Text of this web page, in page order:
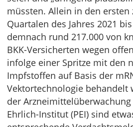
müssten. Allein in den ersten
Quartalen des Jahres 2021
demnach rund 217.000 von
BKK-Versicherten wegen
infolge einer Spritze mit den
Impfstoffen auf Basis der
Vektortechnologie behandelt
der
Ehrlich-Institut (PEI) sind